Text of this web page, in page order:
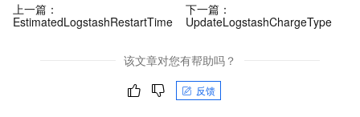
上一篇：
EstimatedLogstashRestartTime
下一篇：
UpdateLogstashChargeType
该文章对您有帮助吗？
反馈